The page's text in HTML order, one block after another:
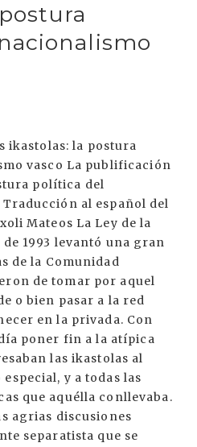
ikastolas: la postura
vasco La publificación
política del
al español del
Mateos La Ley de la
de 1993 levantó una gran
de la Comunidad
de tomar por aquel
o bien pasar a la red
en la privada. Con
poner fin a la atípica
las ikastolas al
y a todas las
que aquélla conllevaba.
agrias discusiones
separatista que se